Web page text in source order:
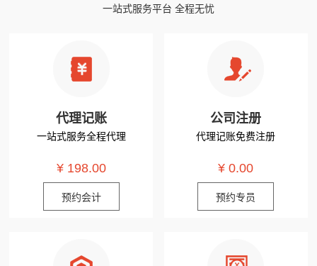
一站式服务平台 全程无忧
代理记账
一站式服务全程代理
¥ 198.00
预约会计
公司注册
代理记账免费注册
¥ 0.00
预约专员